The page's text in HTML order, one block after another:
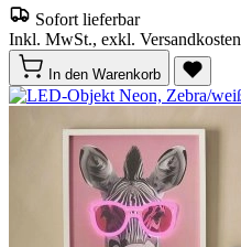
Sofort lieferbar
Inkl. MwSt., exkl. Versandkosten
In den Warenkorb